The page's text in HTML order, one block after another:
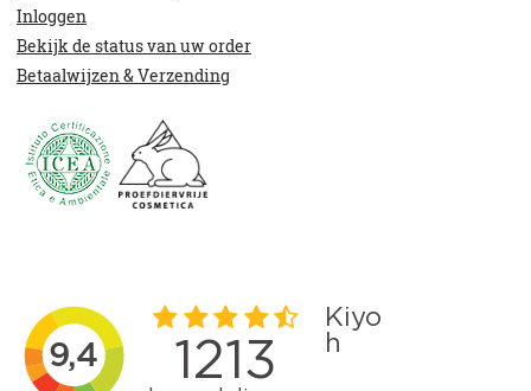
Inloggen
Bekijk de status van uw order
Betaalwijzen & Verzending